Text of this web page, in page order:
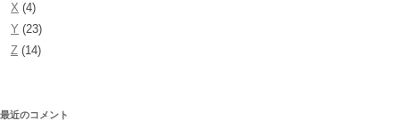
X (4)
Y (23)
Z (14)
最近のコメント